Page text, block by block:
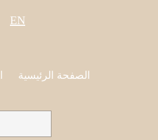
EN
الصفحة الرئيسية